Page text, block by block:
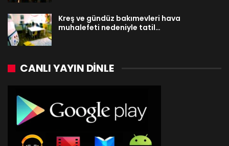
Kreş ve gündüz bakımevleri hava
muhalefeti nedeniyle tatil…
CANLI YAYIN DINLE